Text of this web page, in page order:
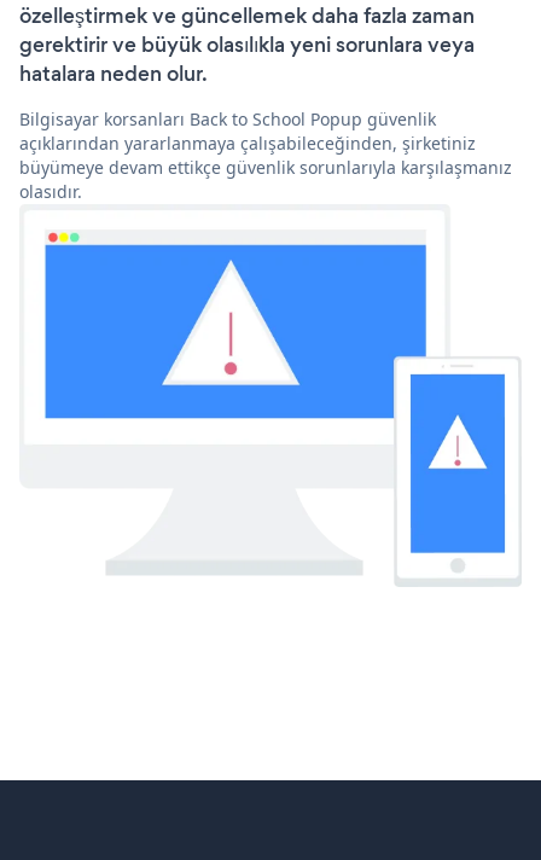
özelleştirmek ve güncellemek daha fazla zaman
gerektirir ve büyük olasılıkla yeni sorunlara veya
hatalara neden olur.
Bilgisayar korsanları Back to School Popup güvenlik
açıklarından yararlanmaya çalışabileceğinden, şirketiniz
büyümeye devam ettikçe güvenlik sorunlarıyla karşılaşmanız
olasıdır.